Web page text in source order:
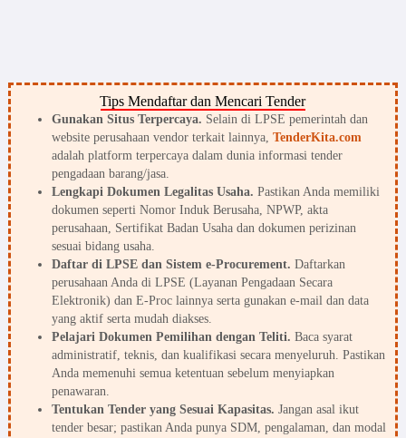
Tips Mendaftar dan Mencari Tender
Gunakan Situs Terpercaya. Selain di LPSE pemerintah dan
website perusahaan vendor terkait lainnya, TenderKita.com
adalah platform terpercaya dalam dunia informasi tender
pengadaan barang/jasa.
Lengkapi Dokumen Legalitas Usaha. Pastikan Anda memiliki
dokumen seperti Nomor Induk Berusaha, NPWP, akta
perusahaan, Sertifikat Badan Usaha dan dokumen perizinan
sesuai bidang usaha.
Daftar di LPSE dan Sistem e-Procurement. Daftarkan
perusahaan Anda di LPSE (Layanan Pengadaan Secara
Elektronik) dan E-Proc lainnya serta gunakan e-mail dan data
yang aktif serta mudah diakses.
Pelajari Dokumen Pemilihan dengan Teliti. Baca syarat
administratif, teknis, dan kualifikasi secara menyeluruh. Pastikan
Anda memenuhi semua ketentuan sebelum menyiapkan
penawaran.
Tentukan Tender yang Sesuai Kapasitas. Jangan asal ikut
tender besar; pastikan Anda punya SDM, pengalaman, dan modal